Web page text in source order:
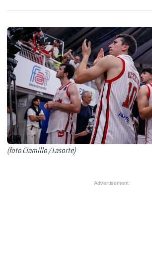
(foto Ciamillo / Lasorte)